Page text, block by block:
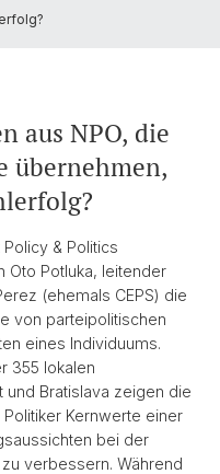
aus NPO, die
übernehmen,
& Politics
Oto Potluka, leitender
(ehemals CEPS) die
von parteipolitischen
eines Individuums.
355 lokalen
und Bratislava zeigen die
Kernwerte einer
bei der
verbessern. Während